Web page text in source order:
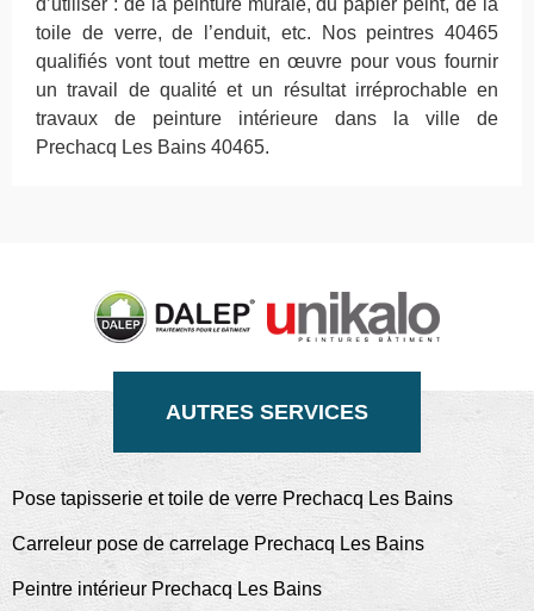
d’utiliser : de la peinture murale, du papier peint, de la
toile de verre, de l’enduit, etc. Nos peintres 40465
qualifiés vont tout mettre en œuvre pour vous fournir
un travail de qualité et un résultat irréprochable en
travaux de peinture intérieure dans la ville de
Prechacq Les Bains 40465.
AUTRES SERVICES
Pose tapisserie et toile de verre Prechacq Les Bains
Carreleur pose de carrelage Prechacq Les Bains
Peintre intérieur Prechacq Les Bains